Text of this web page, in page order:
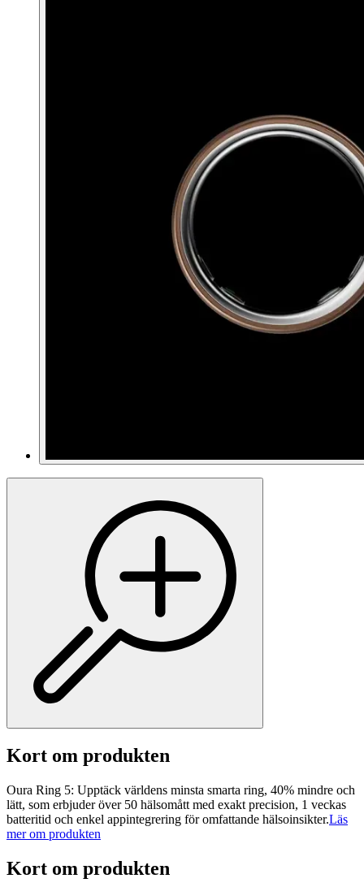
Kort om produkten
Oura Ring 5: Upptäck världens minsta smarta ring, 40% mindre och
lätt, som erbjuder över 50 hälsomått med exakt precision, 1 veckas
batteritid och enkel appintegrering för omfattande hälsoinsikter.Läs
mer om produkten
Kort om produkten